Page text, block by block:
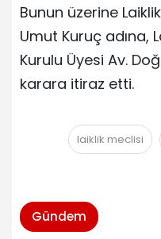
Bunun üzerine
Umut Kuruç adına,
Kurulu Üyesi Av.
karara itiraz etti.
laiklik meclisi
Gündem